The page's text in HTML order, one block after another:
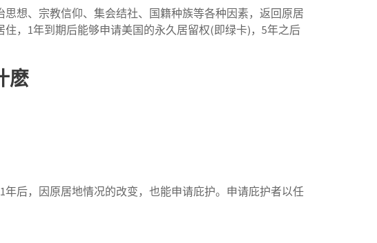
想、宗教信仰、集会结社、国籍种族等各种因素，返回原居
，1年到期后能够申请美国的永久居留权(即绿卡)，5年之后
麽
后，因原居地情况的改变，也能申请庇护。申请庇护者以任